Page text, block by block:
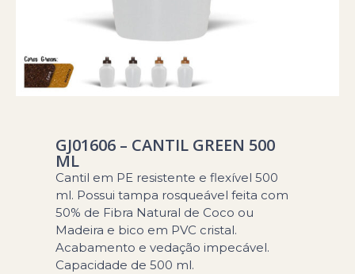
GJ01606 – CANTIL GREEN 500
ML
Cantil em PE resistente e flexível 500
ml. Possui tampa rosqueável feita com
50% de Fibra Natural de Coco ou
Madeira e bico em PVC cristal.
Acabamento e vedação impecável.
Capacidade de 500 ml.